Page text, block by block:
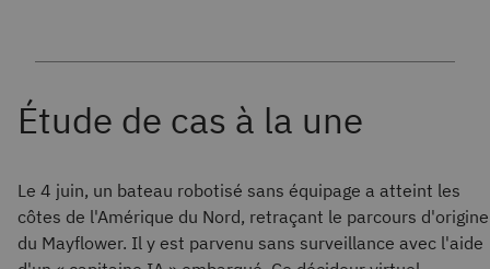
Le 4 juin, un bateau robotisé sans équipage a atteint les
côtes de l'Amérique du Nord, retraçant le parcours d'origine
du Mayflower. Il y est parvenu sans surveillance avec l'aide